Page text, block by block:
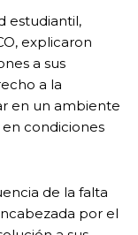
estudiantil,
explicaron
a sus
a la
en un ambiente
condiciones
de la falta
por el